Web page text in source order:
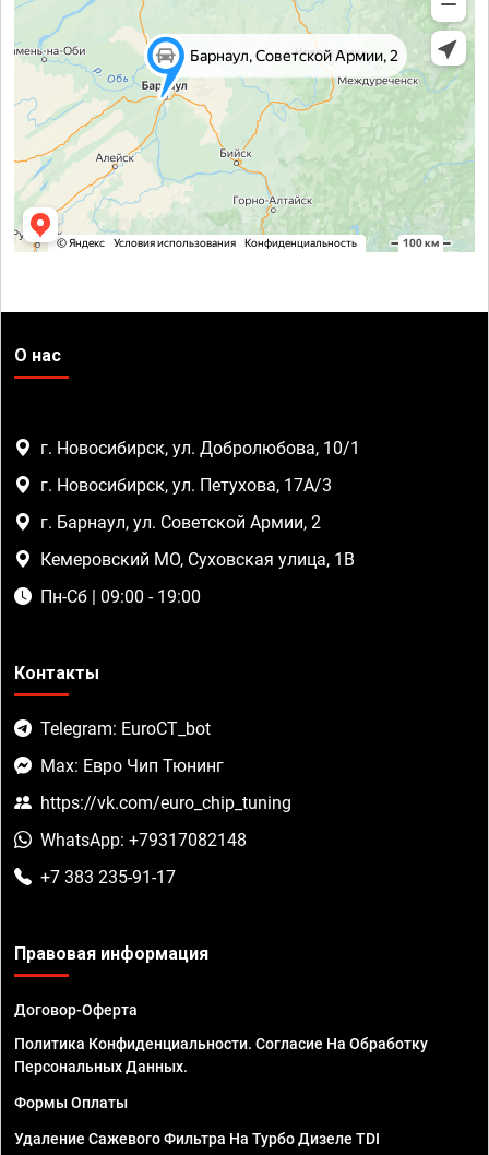
О нас
г. Новосибирск, ул. Добролюбова, 10/1
г. Новосибирск, ул. Петухова, 17А/3
г. Барнаул, ул. Советской Армии, 2
Кемеровский МО, Суховская улица, 1В
Пн-Сб | 09:00 - 19:00
Контакты
Telegram: EuroCT_bot
Max: Евро Чип Тюнинг
https://vk.com/euro_chip_tuning
WhatsApp: +79317082148
+7 383 235-91-17
Правовая информация
Договор-Оферта
Политика Конфиденциальности. Согласие На Обработку
Персональных Данных.
Формы Оплаты
Удаление Сажевого Фильтра На Турбо Дизеле TDI